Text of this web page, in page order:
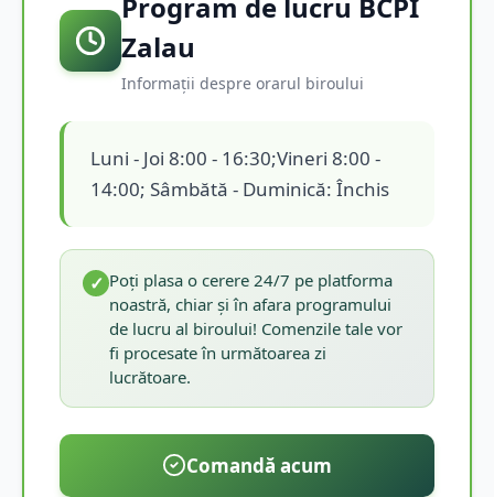
Zalau
Informații despre orarul biroului
Luni - Joi 8:00 - 16:30;Vineri 8:00 -
14:00; Sâmbătă - Duminică: Închis
✓ Poți plasa o cerere 24/7 pe platforma
noastră, chiar și în afara programului
de lucru al biroului! Comenzile tale vor
fi procesate în următoarea zi
lucrătoare.
Comandă acum